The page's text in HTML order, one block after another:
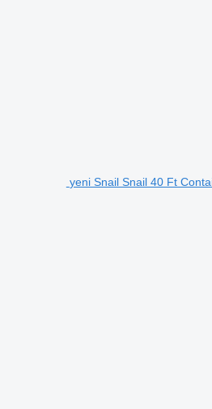
yeni Snail Snail 40 Ft